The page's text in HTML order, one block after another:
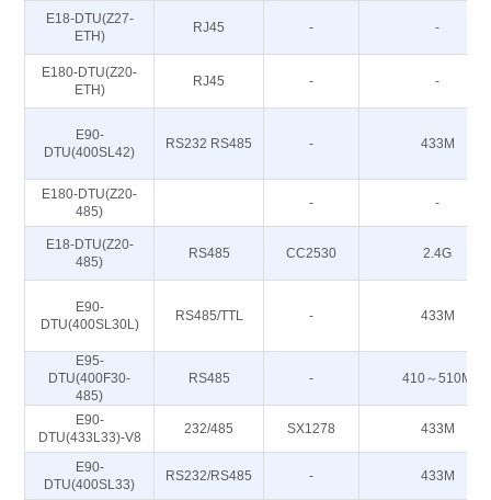
E18-DTU(Z27-
ETH)
RJ45 - -
E180-DTU(Z20-
ETH)
RJ45 - -
E90-
DTU(400SL42)
RS232 RS485 - 433M
E180-DTU(Z20-
485)
- -
E18-DTU(Z20-
485)
RS485 CC2530 2.4G
E90-
DTU(400SL30L)
RS485/TTL - 433M
E95-
DTU(400F30-
485)
RS485 - 410～510M
E90-
DTU(433L33)-V8
232/485 SX1278 433M
E90-
DTU(400SL33)
RS232/RS485 - 433M